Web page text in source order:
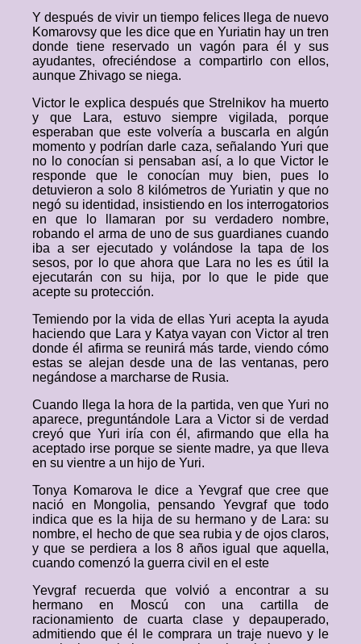
Y después de vivir un tiempo felices llega de nuevo
Komarovsy que les dice que en Yuriatin hay un tren
donde tiene reservado un vagón para él y sus
ayudantes, ofreciéndose a compartirlo con ellos,
aunque Zhivago se niega.
Victor le explica después que Strelnikov ha muerto
y que Lara, estuvo siempre vigilada, porque
esperaban que este volvería a buscarla en algún
momento y podrían darle caza, señalando Yuri que
no lo conocían si pensaban así, a lo que Victor le
responde que le conocían muy bien, pues lo
detuvieron a solo 8 kilómetros de Yuriatin y que no
negó su identidad, insistiendo en los interrogatorios
en que lo llamaran por su verdadero nombre,
robando el arma de uno de sus guardianes cuando
iba a ser ejecutado y volándose la tapa de los
sesos, por lo que ahora que Lara no les es útil la
ejecutarán con su hija, por lo que le pide que
acepte su protección.
Temiendo por la vida de ellas Yuri acepta la ayuda
haciendo que Lara y Katya vayan con Victor al tren
donde él afirma se reunirá más tarde, viendo cómo
estas se alejan desde una de las ventanas, pero
negándose a marcharse de Rusia.
Cuando llega la hora de la partida, ven que Yuri no
aparece, preguntándole Lara a Victor si de verdad
creyó que Yuri iría con él, afirmando que ella ha
aceptado irse porque se siente madre, ya que lleva
en su vientre a un hijo de Yuri.
Tonya Komarova le dice a Yevgraf que cree que
nació en Mongolia, pensando Yevgraf que todo
indica que es la hija de su hermano y de Lara: su
nombre, el hecho de que sea rubia y de ojos claros,
y que se perdiera a los 8 años igual que aquella,
cuando comenzó la guerra civil en el este
Yevgraf recuerda que volvió a encontrar a su
hermano en Moscú con una cartilla de
racionamiento de cuarta clase y depauperado,
admitiendo que él le comprara un traje nuevo y le